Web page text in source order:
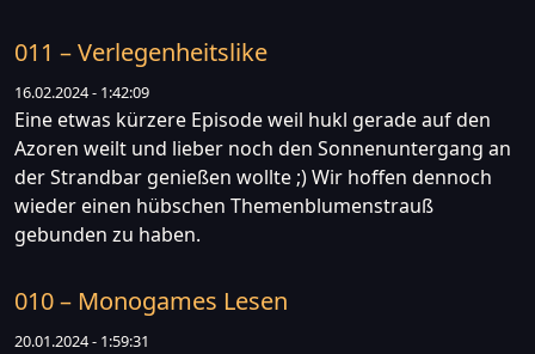
011 – Verlegenheitslike
16.02.2024 - 1:42:09
Eine etwas kürzere Episode weil hukl gerade auf den
Azoren weilt und lieber noch den Sonnenuntergang an
der Strandbar genießen wollte ;) Wir hoffen dennoch
wieder einen hübschen Themenblumenstrauß
gebunden zu haben.
010 – Monogames Lesen
20.01.2024 - 1:59:31